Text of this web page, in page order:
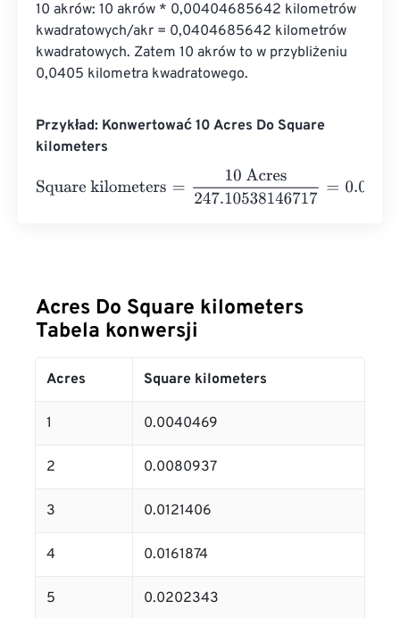
10 akrów: 10 akrów * 0,00404685642 kilometrów
kwadratowych/akr = 0,0404685642 kilometrów
kwadratowych. Zatem 10 akrów to w przybliżeniu
0,0405 kilometra kwadratowego.
Przykład: Konwertować 10 Acres Do Square
kilometers
Square kilometers
247.10538146717
Acres Do Square kilometers
Tabela konwersji
Acres Square kilometers
1 0.0040469
2 0.0080937
3 0.0121406
4 0.0161874
5 0.0202343